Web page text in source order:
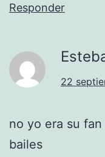
Responder
22
no yo era su
bailes